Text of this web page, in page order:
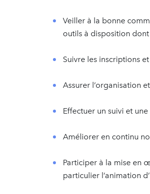
Veiller à la bonne
outils à disposition
Suivre les inscriptions
Assurer l’organisation
Effectuer un suivi et
Améliorer en continu
Participer à la mise en
particulier l’animation